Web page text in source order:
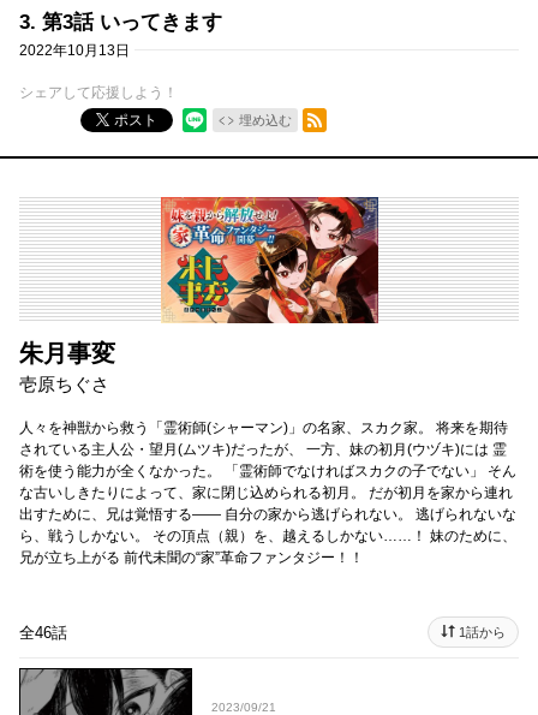
3. 第3話 いってきます
2022年10月13日
シェアして応援しよう！
ポスト
埋め込む
RSSフィード
朱月事変
壱原ちぐさ
人々を神獣から救う「霊術師(シャーマン)」の名家、スカク家。 将来を期待
されている主人公・望月(ムツキ)だったが、 一方、妹の初月(ウヅキ)には 霊
術を使う能力が全くなかった。 「霊術師でなければスカクの子でない」 そん
な古いしきたりによって、家に閉じ込められる初月。 だが初月を家から連れ
出すために、兄は覚悟する―― 自分の家から逃げられない。 逃げられないな
ら、戦うしかない。 その頂点（親）を、越えるしかない……！ 妹のために、
兄が立ち上がる 前代未聞の“家”革命ファンタジー！！
全46話 1話から
2023/09/21